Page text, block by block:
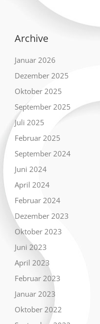
Archive
Januar 2026
Dezember 2025
Oktober 2025
September 2025
Juli 2025
Februar 2025
September 2024
Juni 2024
April 2024
Februar 2024
Dezember 2023
Oktober 2023
Juni 2023
April 2023
Februar 2023
Januar 2023
Oktober 2022